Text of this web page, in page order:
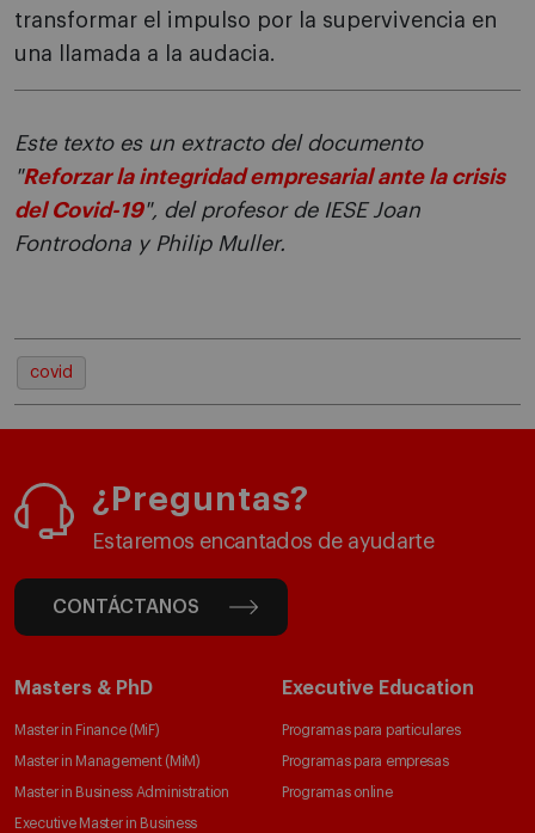
transformar el impulso por la supervivencia en
una llamada a la audacia.
Este texto es un extracto del documento
"Reforzar la integridad empresarial ante la crisis
del Covid-19", del profesor de IESE Joan
Fontrodona y Philip Muller.
covid
¿Preguntas?
Estaremos encantados de ayudarte
CONTÁCTANOS
Masters & PhD
Master in Finance (MiF)
Master in Management (MiM)
Master in Business Administration
Executive Master in Business
Executive Education
Programas para particulares
Programas para empresas
Programas online